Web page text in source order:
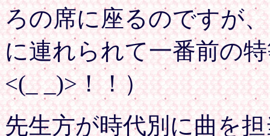
ろの席に座るのですが
に連れられて一番前の
<(_ _)>！！）
先生方が時代別に曲を